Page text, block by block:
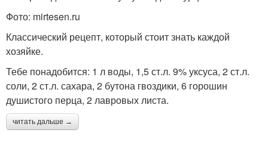
Фото: mirtesen.ru
Классический рецепт, который стоит знать каждой
хозяйке.
Тебе понадобится: 1 л воды, 1,5 ст.л. 9% уксуса, 2 ст.л.
соли, 2 ст.л. сахара, 2 бутона гвоздики, 6 горошин
душистого перца, 2 лавровых листа.
читать дальше →